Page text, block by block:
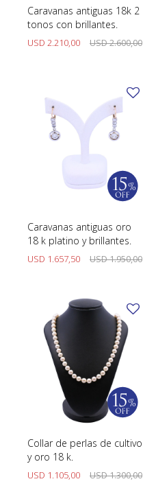
Caravanas antiguas 18k 2
tonos con brillantes.
USD 2.210,00 USD2.600,00
Caravanas antiguas oro
18 k platino y brillantes.
USD 1.657,50 USD1.950,00
Collar de perlas de cultivo
y oro 18 k.
USD 1.105,00 USD1.300,00